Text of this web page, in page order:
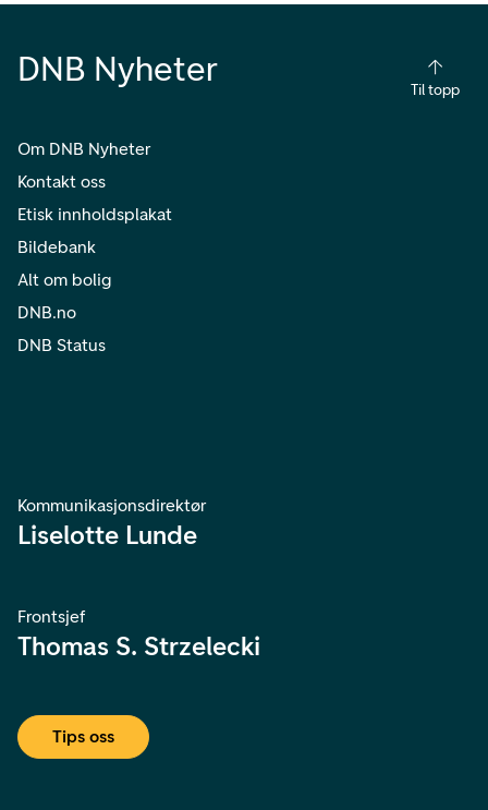
DNB Nyheter
Til topp
Om DNB Nyheter
Kontakt oss
Etisk innholdsplakat
Bildebank
Alt om bolig
DNB.no
DNB Status
Kommunikasjonsdirektør
Liselotte Lunde
Frontsjef
Thomas S. Strzelecki
Tips oss